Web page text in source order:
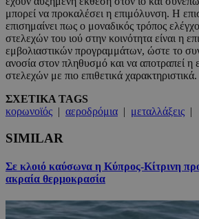
μπορεί να προκαλέσει η επιμόλυνση. Η
επισημαίνει πως ο μοναδικός τρόπος
στελεχών του ιού στην κοινότητα είναι η
εμβολιαστικών προγραμμάτων, ώστε το
ανοσία στον πληθυσμό και να αποτραπεί η
στελεχών με πιο επιθετικά χαρακτηριστικά.
ΣΧΕΤΙΚΑ TAGS
κορωνοϊός | αεροδρόμια | μεταλλάξεις |
SIMILAR
Σε κλοιό καύσωνα η Κύπρος-Κίτρινη
ακραία θερμοκρασία